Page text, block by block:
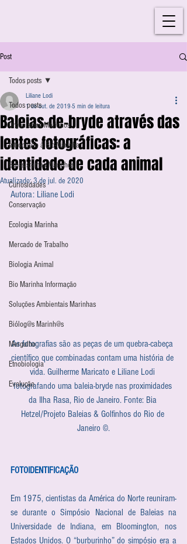
Post
Todos posts
Organismos Marinhos
Introdução à Bio-Marinha
Ecossistemas Marinhos
Curiosidades
Conservação
Ecologia Marinha
Mercado de Trabalho
Biologia Animal
Bio Marinha Informação
Soluções Ambientais Marinhas
Biólog@s Marinh@s
Mergulho
Etnobiologia
Evolução
Todos posts
Baleias-de-bryde através das
lentes fotográficas: a
identidade de cada animal
Liliane Lodi
1 de out. de 2019 5 min de leitura
Atualizado:3 de jul. de 2020
Autora: Liliane Lodi
As fotografias são as peças de um quebra-cabeça
científico que combinadas contam uma história de
vida. Guilherme Maricato e Liliane Lodi
fotografando uma baleia-bryde nas proximidades
da Ilha Rasa, Rio de Janeiro. Fonte: Bia
Hetzel/Projeto Baleias & Golfinhos do Rio de
Janeiro ©.
FOTOIDENTIFICAÇÃO
Em 1975, cientistas da América do Norte reuniram-
se durante o Simpósio Nacional de Baleias na
Universidade de Indiana, em Bloomington, nos